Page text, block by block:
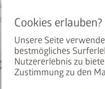
Unsere Seite
bestmögliches
Nutzererlebnis zu
Zustimmung zu den
Arbeitsweise
mit
mit dem Bike. Runter
beim Kauf eines
halben Preis erhältlich.
So nutzen Sie